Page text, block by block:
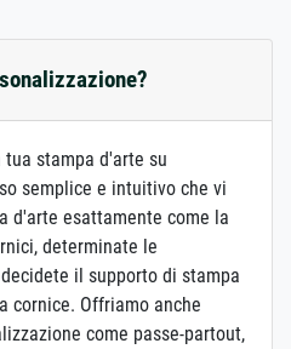
stampa d'arte su
semplice e intuitivo che vi
d'arte esattamente come la
determinate le
il supporto di stampa
cornice. Offriamo anche
come passe-partout,